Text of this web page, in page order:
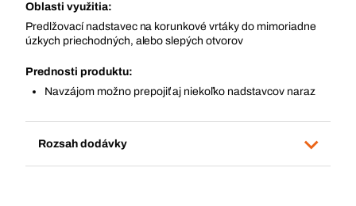
Oblasti využitia:
Predlžovací nadstavec na korunkové vrtáky do mimoriadne
úzkych priechodných, alebo slepých otvorov
Prednosti produktu:
Navzájom možno prepojiť aj niekoľko nadstavcov naraz
Rozsah dodávky